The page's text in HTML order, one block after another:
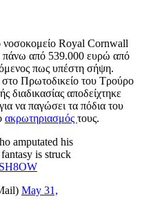
νοσοκομείο Royal Cornwall
πάνω από 539.000 ευρώ από
πως υπέστη σήψη.
Πρωτοδικείο του Τρούρο
διαδικασίας αποδείχτηκε
να παγώσει τα πόδια του
ακρωτηριασμός τους.
amputated his
is struck
May 31,